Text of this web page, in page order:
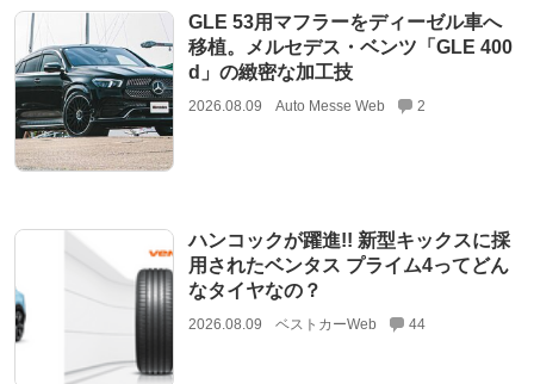
GLE 53用マフラーをディーゼル車へ
移植。メルセデス・ベンツ「GLE 400
d」の緻密な加工技
2026.08.09 Auto Messe Web 2
ハンコックが躍進!! 新型キックスに採
用されたベンタス プライム4ってどん
なタイヤなの？
2026.08.09 ベストカーWeb 44